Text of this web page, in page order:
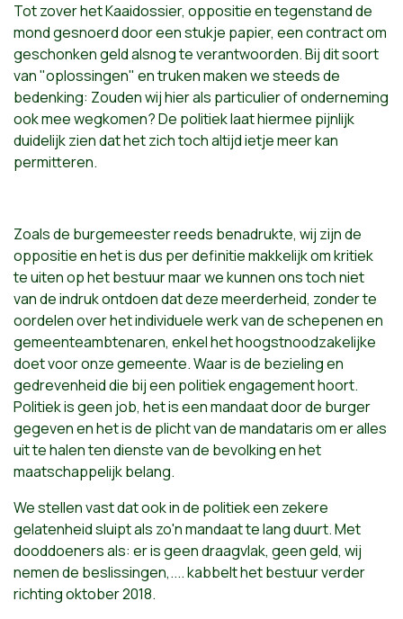
Tot zover het Kaaidossier, oppositie en tegenstand de
mond gesnoerd door een stukje papier, een contract om
geschonken geld alsnog te verantwoorden. Bij dit soort
van "oplossingen" en truken maken we steeds de
bedenking: Zouden wij hier als particulier of onderneming
ook mee wegkomen? De politiek laat hiermee pijnlijk
duidelijk zien dat het zich toch altijd ietje meer kan
permitteren.
Zoals de burgemeester reeds benadrukte, wij zijn de
oppositie en het is dus per definitie makkelijk om kritiek
te uiten op het bestuur maar we kunnen ons toch niet
van de indruk ontdoen dat deze meerderheid, zonder te
oordelen over het individuele werk van de schepenen en
gemeenteambtenaren, enkel het hoogstnoodzakelijke
doet voor onze gemeente. Waar is de bezieling en
gedrevenheid die bij een politiek engagement hoort.
Politiek is geen job, het is een mandaat door de burger
gegeven en het is de plicht van de mandataris om er alles
uit te halen ten dienste van de bevolking en het
maatschappelijk belang.
We stellen vast dat ook in de politiek een zekere
gelatenheid sluipt als zo'n mandaat te lang duurt.Met
dooddoeners als: er is geen draagvlak, geen geld, wij
nemen de beslissingen,.... kabbelt het bestuur verder
richting oktober 2018.